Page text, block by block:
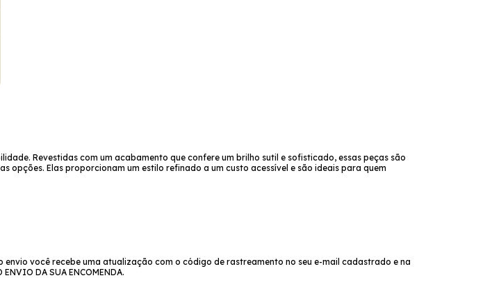
Revestidas com um acabamento que confere um brilho sutil e sofisticado, essas peças são
Elas proporcionam um estilo refinado a um custo acessível e são ideais para quem
envio você recebe uma atualização com o código de rastreamento no seu e-mail cadastrado e na
DA SUA ENCOMENDA.